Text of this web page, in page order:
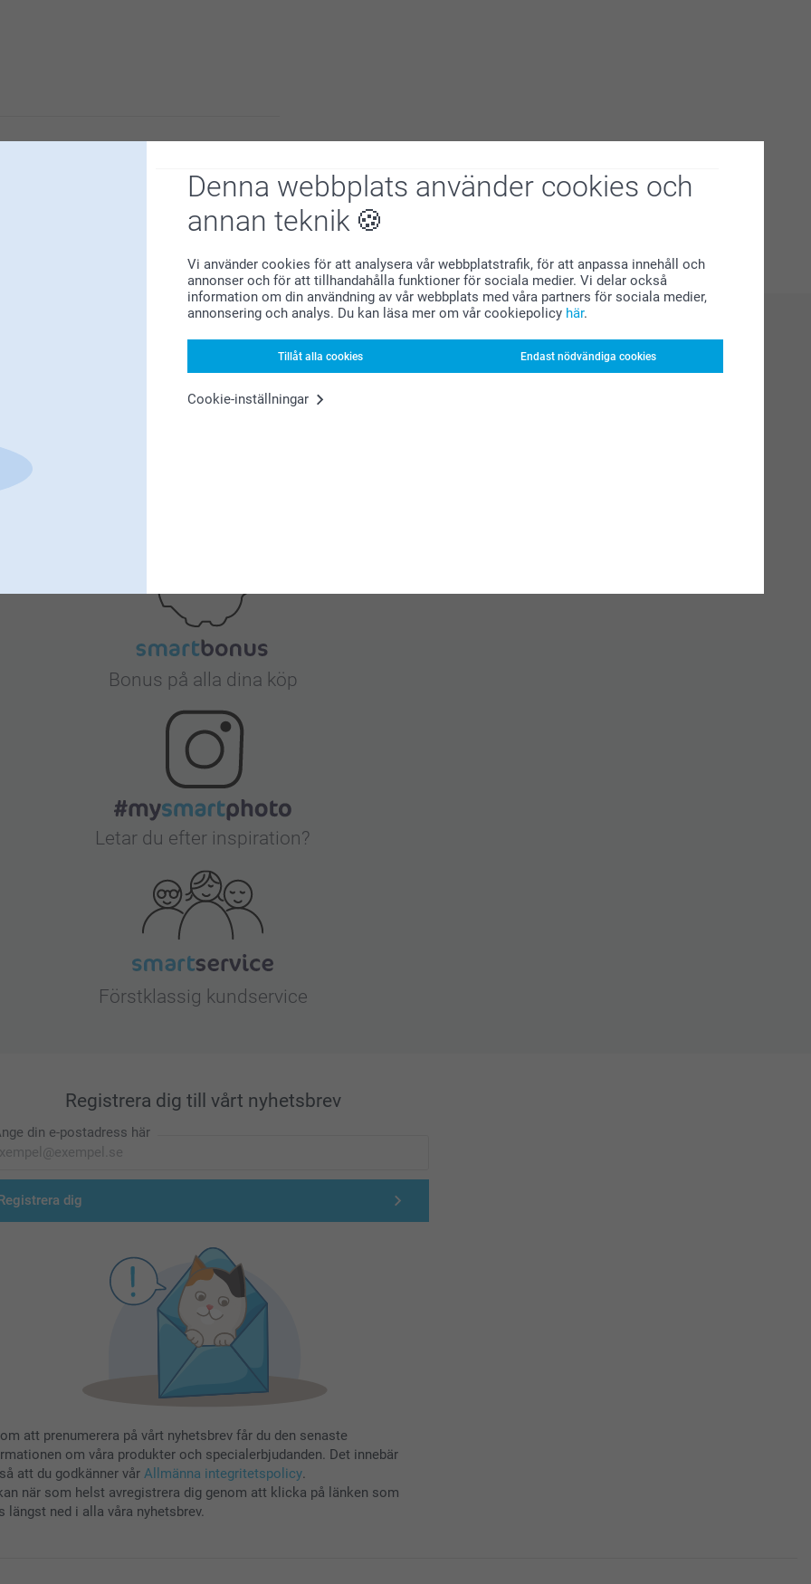
Denna webbplats använder cookies och
annan teknik
Vi använder cookies för att analysera vår webbplatstrafik, för att anpassa innehåll och
annonser och för att tillhandahålla funktioner för sociala medier. Vi delar också
information om din användning av vår webbplats med våra partners för sociala medier,
annonsering och analys. Du kan läsa mer om vår cookiepolicy här.
Tillåt alla cookies Endast nödvändiga cookies
Cookie-inställningar
är så som du har förväntat dig, så ska vi
smartphoto?
Bonus på alla dina köp
Letar du efter inspiration?
Förstklassig kundservice
Registrera dig till vårt nyhetsbrev
din e-postadress här
dig
att prenumerera på vårt nyhetsbrev får du den senaste
om våra produkter och specialerbjudanden. Det innebär
att du godkänner vår Allmänna integritetspolicy.
när som helst avregistrera dig genom att klicka på länken som
längst ned i alla våra nyhetsbrev.